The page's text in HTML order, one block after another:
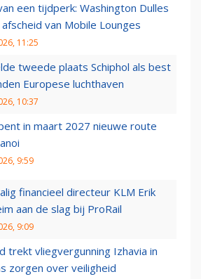
een tijdperk: Washington Dulles
van Mobile Lounges
11:25
tweede plaats Schiphol als best
Europese luchthaven
10:37
in maart 2027 nieuwe route
9:59
financieel directeur KLM Erik
aan de slag bij ProRail
9:09
trekt vliegvergunning Izhavia in
zorgen over veiligheid